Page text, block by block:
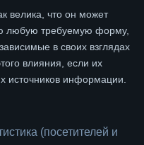
велика, что он может
любую требуемую форму,
в своих взглядах
влияния, если их
источников информации.